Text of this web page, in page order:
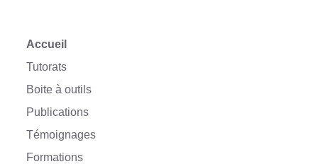
Accueil
Tutorats
Boite à outils
Publications
Témoignages
Formations